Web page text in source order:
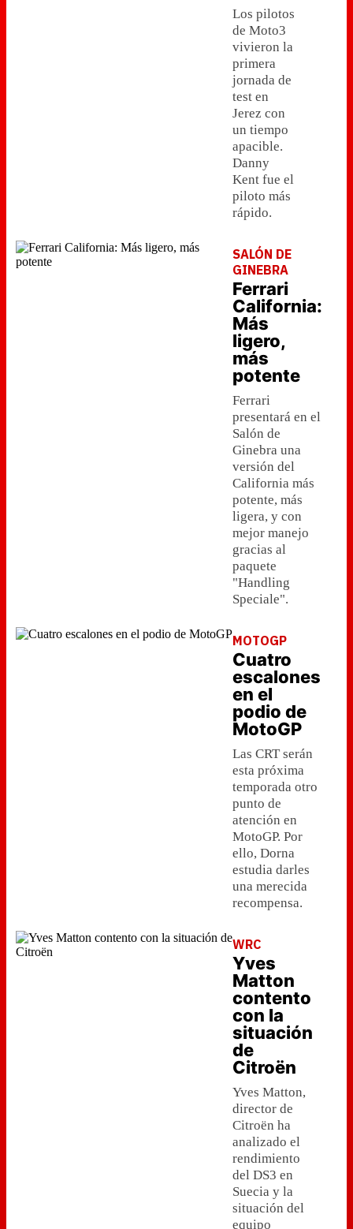
Los pilotos
de Moto3
vivieron la
primera
jornada de
test en
Jerez con
un tiempo
apacible.
Danny
Kent fue el
piloto más
rápido.
SALÓN DE
GINEBRA
Ferrari
California:
Más
ligero,
más
potente
Ferrari
presentará en el
Salón de
Ginebra una
versión del
California más
potente, más
ligera, y con
mejor manejo
gracias al
paquete
"Handling
Speciale".
MOTOGP
Cuatro
escalones
en el
podio de
MotoGP
Las CRT serán
esta próxima
temporada otro
punto de
atención en
MotoGP. Por
ello, Dorna
estudia darles
una merecida
recompensa.
WRC
Yves
Matton
contento
con la
situación
de
Citroën
Yves Matton,
director de
Citroën ha
analizado el
rendimiento
del DS3 en
Suecia y la
situación del
equipo